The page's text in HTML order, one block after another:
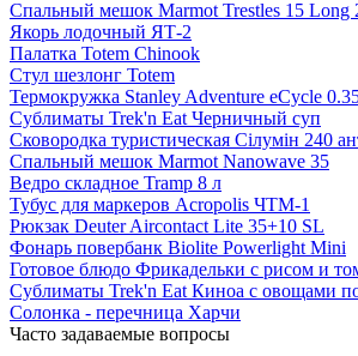
Спальный мешок Marmot Trestles 15 Long
Якорь лодочный ЯТ-2
Палатка Totem Chinook
Стул шезлонг Totem
Термокружка Stanley Adventure eCycle
Сублиматы Trek'n Eat Черничный суп
Сковородка туристическая Сілумін 240
Спальный мешок Marmot Nanowave 35
Ведро складное Tramp 8 л
Тубус для маркеров Acropolis ЧТМ-1
Рюкзак Deuter Aircontact Lite 35+10 SL
Фонарь повербанк Biolite Powerlight Mini
Готовое блюдо Фрикадельки с рисом и
Сублиматы Trek'n Eat Киноа с овощами
Солонка - перечница Харчи
Часто задаваемые вопросы